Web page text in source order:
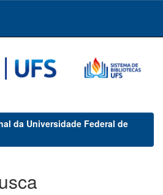
da Universidade Federal de